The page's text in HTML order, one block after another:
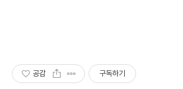
공감 구독하기